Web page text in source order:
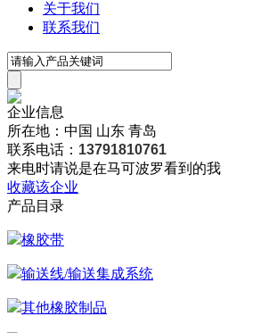
关于我们
联系我们
企业信息
所在地：中国 山东 青岛
联系电话： 13791810761
来电时请说是在马可波罗看到的我
收藏该企业
产品目录
橡胶带
输送线/输送集成系统
其他橡胶制品